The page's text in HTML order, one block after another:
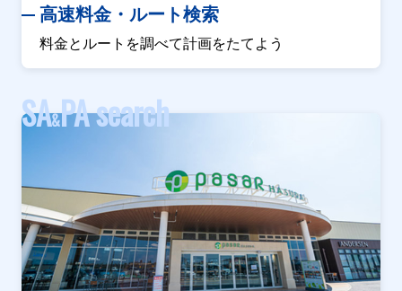
高速料金・ルート検索
料金とルートを調べて計画をたてよう
SA&PA search